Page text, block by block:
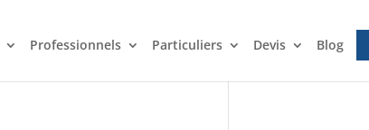
Professionnels Particuliers Devis Blog